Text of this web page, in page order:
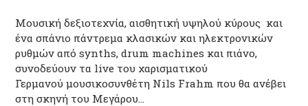
Μουσική δεξιοτεχνία, αισθητική υψηλού κύρους και
ένα σπάνιο πάντρεμα κλασικών και ηλεκτρονικών
ρυθμών από synths, drum machines και πιάνο,
συνοδεύουν τα live του χαρισματικού
Γερμανού μουσικοσυνθέτη Nils Frahm που θα ανέβει
στη σκηνή του Μεγάρου…